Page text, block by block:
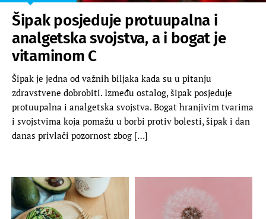
Šipak posjeduje protuupalna i
analgetska svojstva, a i bogat je
vitaminom C
Šipak je jedna od važnih biljaka kada su u pitanju
zdravstvene dobrobiti. Između ostalog, šipak posjeduje
protuupalna i analgetska svojstva. Bogat hranjivim tvarima
i svojstvima koja pomažu u borbi protiv bolesti, šipak i dan
danas privlači pozornost zbog […]